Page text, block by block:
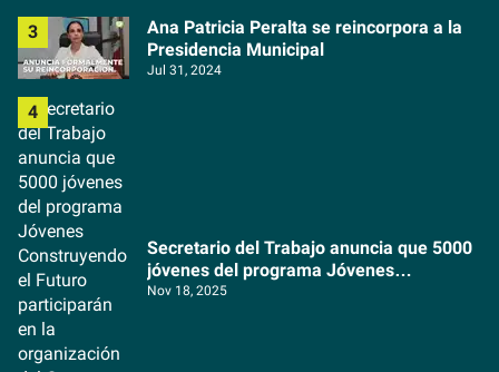
Ana Patricia Peralta se reincorpora a la
Presidencia Municipal
Jul 31, 2024
Secretario del Trabajo anuncia que 5000
jóvenes del programa Jóvenes
Construyendo el Futuro participarán en la
Nov 18, 2025